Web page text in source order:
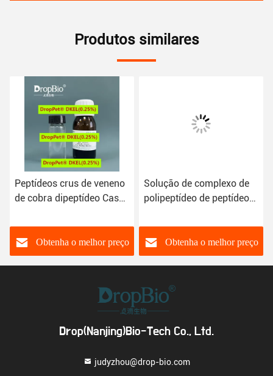
Produtos similares
Peptídeos crus de veneno
de cobra dipeptídeo Cas
Diaminobutiroil
Benzilamida Diace
Obtenha o melhor preço
Solução de complexo de
polipeptídeo de peptídeo
antienvelhecimento
Obtenha o melhor preço
Drop(Nanjing)Bio-Tech Co., Ltd.
judyzhou@drop-bio.com